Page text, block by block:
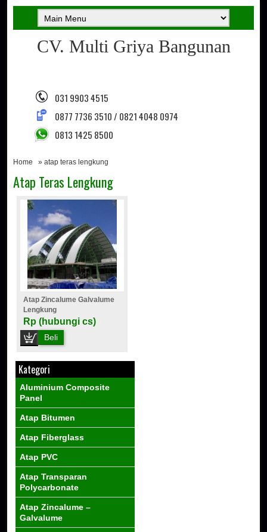
CV. Multi Griya Bangunan
031 9903 4515
0877 7736 3510 / 0821 4048 0974
0813 1425 8500
Home » atap teras lengkung
Atap Teras Lengkung
Atap Zincalume Galvalume
Lengkung
Rp (hubungi cs)
Beli
Kategori
Aluminium Composite
Panel
Atap Bitumen
Atap Fiberglass
Atap PVC
Atap Transparan
Polycarbonate
Atap Zincalume –
Galvalume